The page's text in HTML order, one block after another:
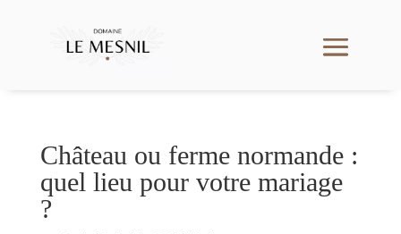
Château ou ferme normande :
quel lieu pour votre mariage
?